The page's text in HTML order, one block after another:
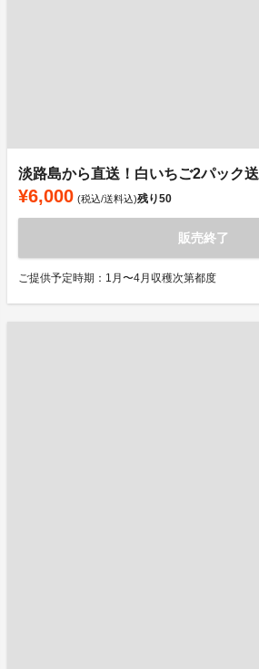
淡路島から直送！白いちご2パック
¥6,000 (税込/送料込)残り50
販売終了
ご提供予定時期：1月〜4月収穫次第都度